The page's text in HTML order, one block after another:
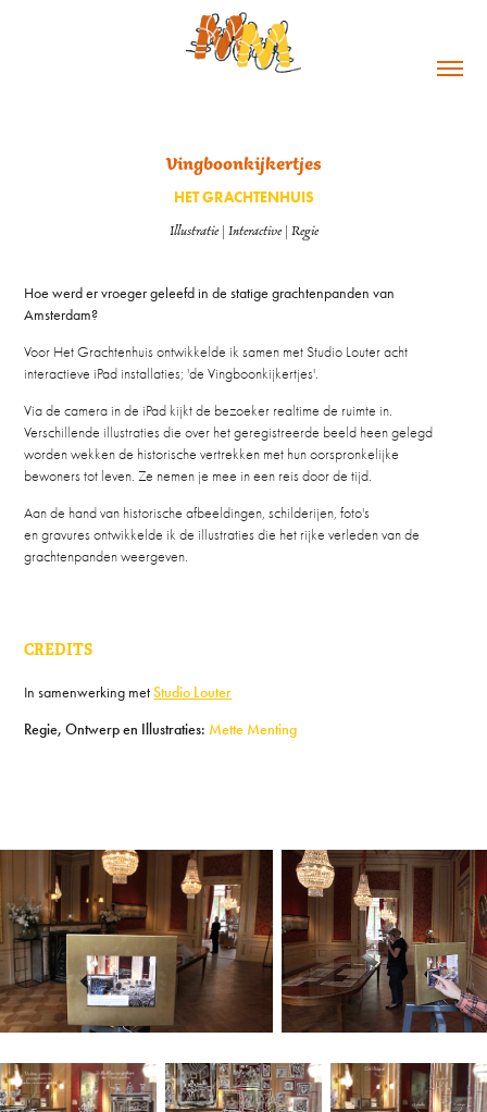
Vingboonkijkertjes
HET GRACHTENHUIS
Illustratie | Interactive | Regie
Hoe werd er vroeger geleefd in de statige grachtenpanden van
Amsterdam?
Voor Het Grachtenhuis ontwikkelde ik samen met Studio Louter acht
interactieve iPad installaties; 'de Vingboonkijkertjes'.
Via de camera in de iPad kijkt de bezoeker realtime de ruimte in.
Verschillende illustraties die over het geregistreerde beeld heen gelegd
worden wekken de historische vertrekken met hun oorspronkelijke
bewoners tot leven. Ze nemen je mee in een reis door de tijd.
Aan de hand van historische afbeeldingen, schilderijen, foto's
en gravures ontwikkelde ik de illustraties die het rijke verleden van de
grachtenpanden weergeven.
CREDITS
In samenwerking metStudio Louter
Regie, Ontwerp en Illustraties: Mette Menting